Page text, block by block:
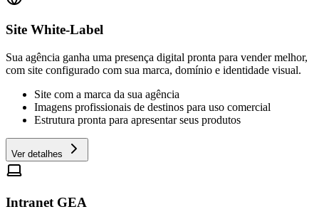
Site White-Label
Sua agência ganha uma presença digital pronta para vender melhor,
com site configurado com sua marca, domínio e identidade visual.
Site com a marca da sua agência
Imagens profissionais de destinos para uso comercial
Estrutura pronta para apresentar seus produtos
Ver detalhes
Intranet GEA